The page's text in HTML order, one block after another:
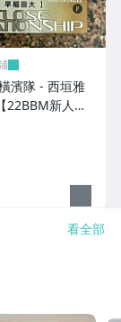
22BBM新人系
學特卡】RC
看全部